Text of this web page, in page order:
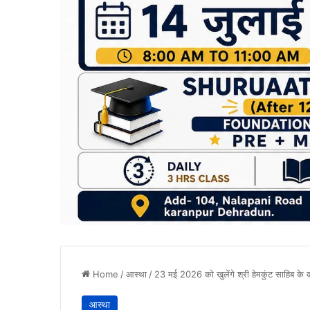
Home /आस्था/ 23 मई 2026 को खुलेंगे श्री हेमकुंट साहिब के
आस्था